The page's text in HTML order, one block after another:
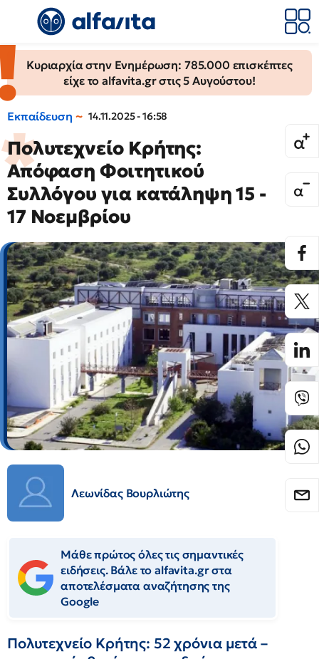
Κυριαρχία στην Ενημέρωση: 785.000 επισκέπτες
είχε το alfavita.gr στις 5 Αυγούστου!
Εκπαίδευση 14.11.2025 - 16:58
Πολυτεχνείο Κρήτης:
Απόφαση Φοιτητικού
Συλλόγου για κατάληψη 15 -
17 Νοεμβρίου
Λεωνίδας Βουρλιώτης
Μάθε πρώτος όλες τις σημαντικές
ειδήσεις. Βάλε το alfavita.gr στα
αποτελέσματα αναζήτησης της
Google
Πολυτεχνείο Κρήτης: 52 χρόνια μετά –